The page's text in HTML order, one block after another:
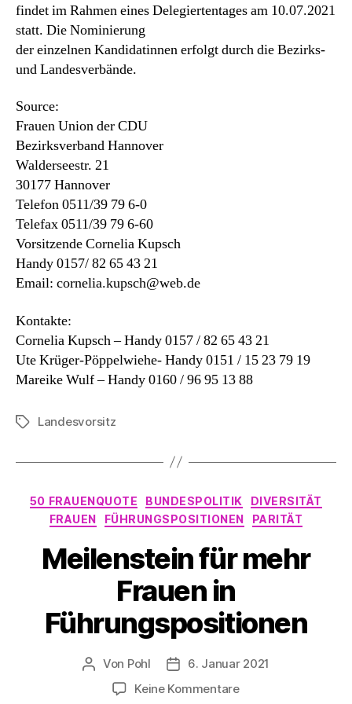
findet im Rahmen eines Delegiertentages am 10.07.2021
statt. Die Nominierung
der einzelnen Kandidatinnen erfolgt durch die Bezirks-
und Landesverbände.
Source:
Frauen Union der CDU
Bezirksverband Hannover
Walderseestr. 21
30177 Hannover
Telefon 0511/39 79 6-0
Telefax 0511/39 79 6-60
Vorsitzende Cornelia Kupsch
Handy 0157/ 82 65 43 21
Email: cornelia.kupsch@web.de
Kontakte:
Cornelia Kupsch – Handy 0157 / 82 65 43 21
Ute Krüger-Pöppelwiehe- Handy 0151 / 15 23 79 19
Mareike Wulf – Handy 0160 / 96 95 13 88
Schlagwörter
Landesvorsitz
Kategorien
50 FRAUENQUOTE BUNDESPOLITIK
DIVERSITÄT
FRAUEN
FÜHRUNGSPOSITIONEN PARITÄT
Meilenstein für mehr
Frauen in
Führungspositionen
Beitragsautor
Von Pohl Beitragsdatum
6. Januar 2021
Keine Kommentarezu